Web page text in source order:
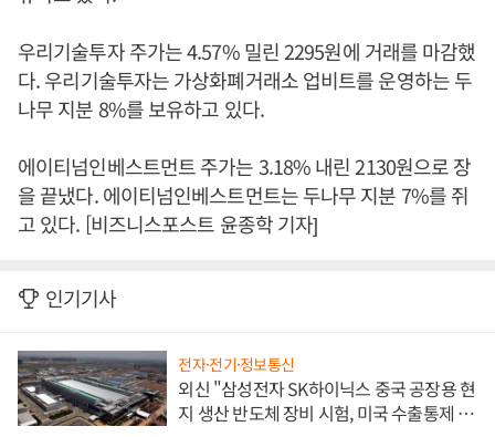
우리기술투자 주가는 4.57% 밀린 2295원에 거래를 마감했
다. 우리기술투자는 가상화폐거래소 업비트를 운영하는 두
나무 지분 8%를 보유하고 있다.
에이티넘인베스트먼트 주가는 3.18% 내린 2130원으로 장
을 끝냈다. 에이티넘인베스트먼트는 두나무 지분 7%를 쥐
고 있다. [비즈니스포스트 윤종학 기자]
인기기사
전자·전기·정보통신
외신 "삼성전자 SK하이닉스 중국 공장용 현
지 생산 반도체 장비 시험, 미국 수출통제 대